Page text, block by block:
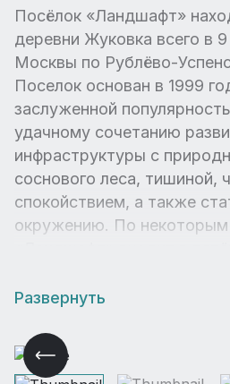
Посёлок «Ландшафт»
деревни Жуковка всего в
Москвы по Рублёво-
Поселок основан в 1999
заслуженной
удачному сочетанию
инфраструктуры с
соснового леса, тишиной,
спокойствием, а также
окружению. По
Развернуть